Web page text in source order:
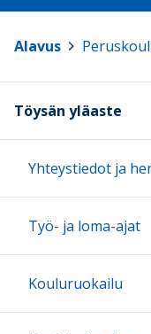
Alavus
Töysän yläaste
Yhteystiedot ja
Työ- ja loma-ajat
Kouluruokailu